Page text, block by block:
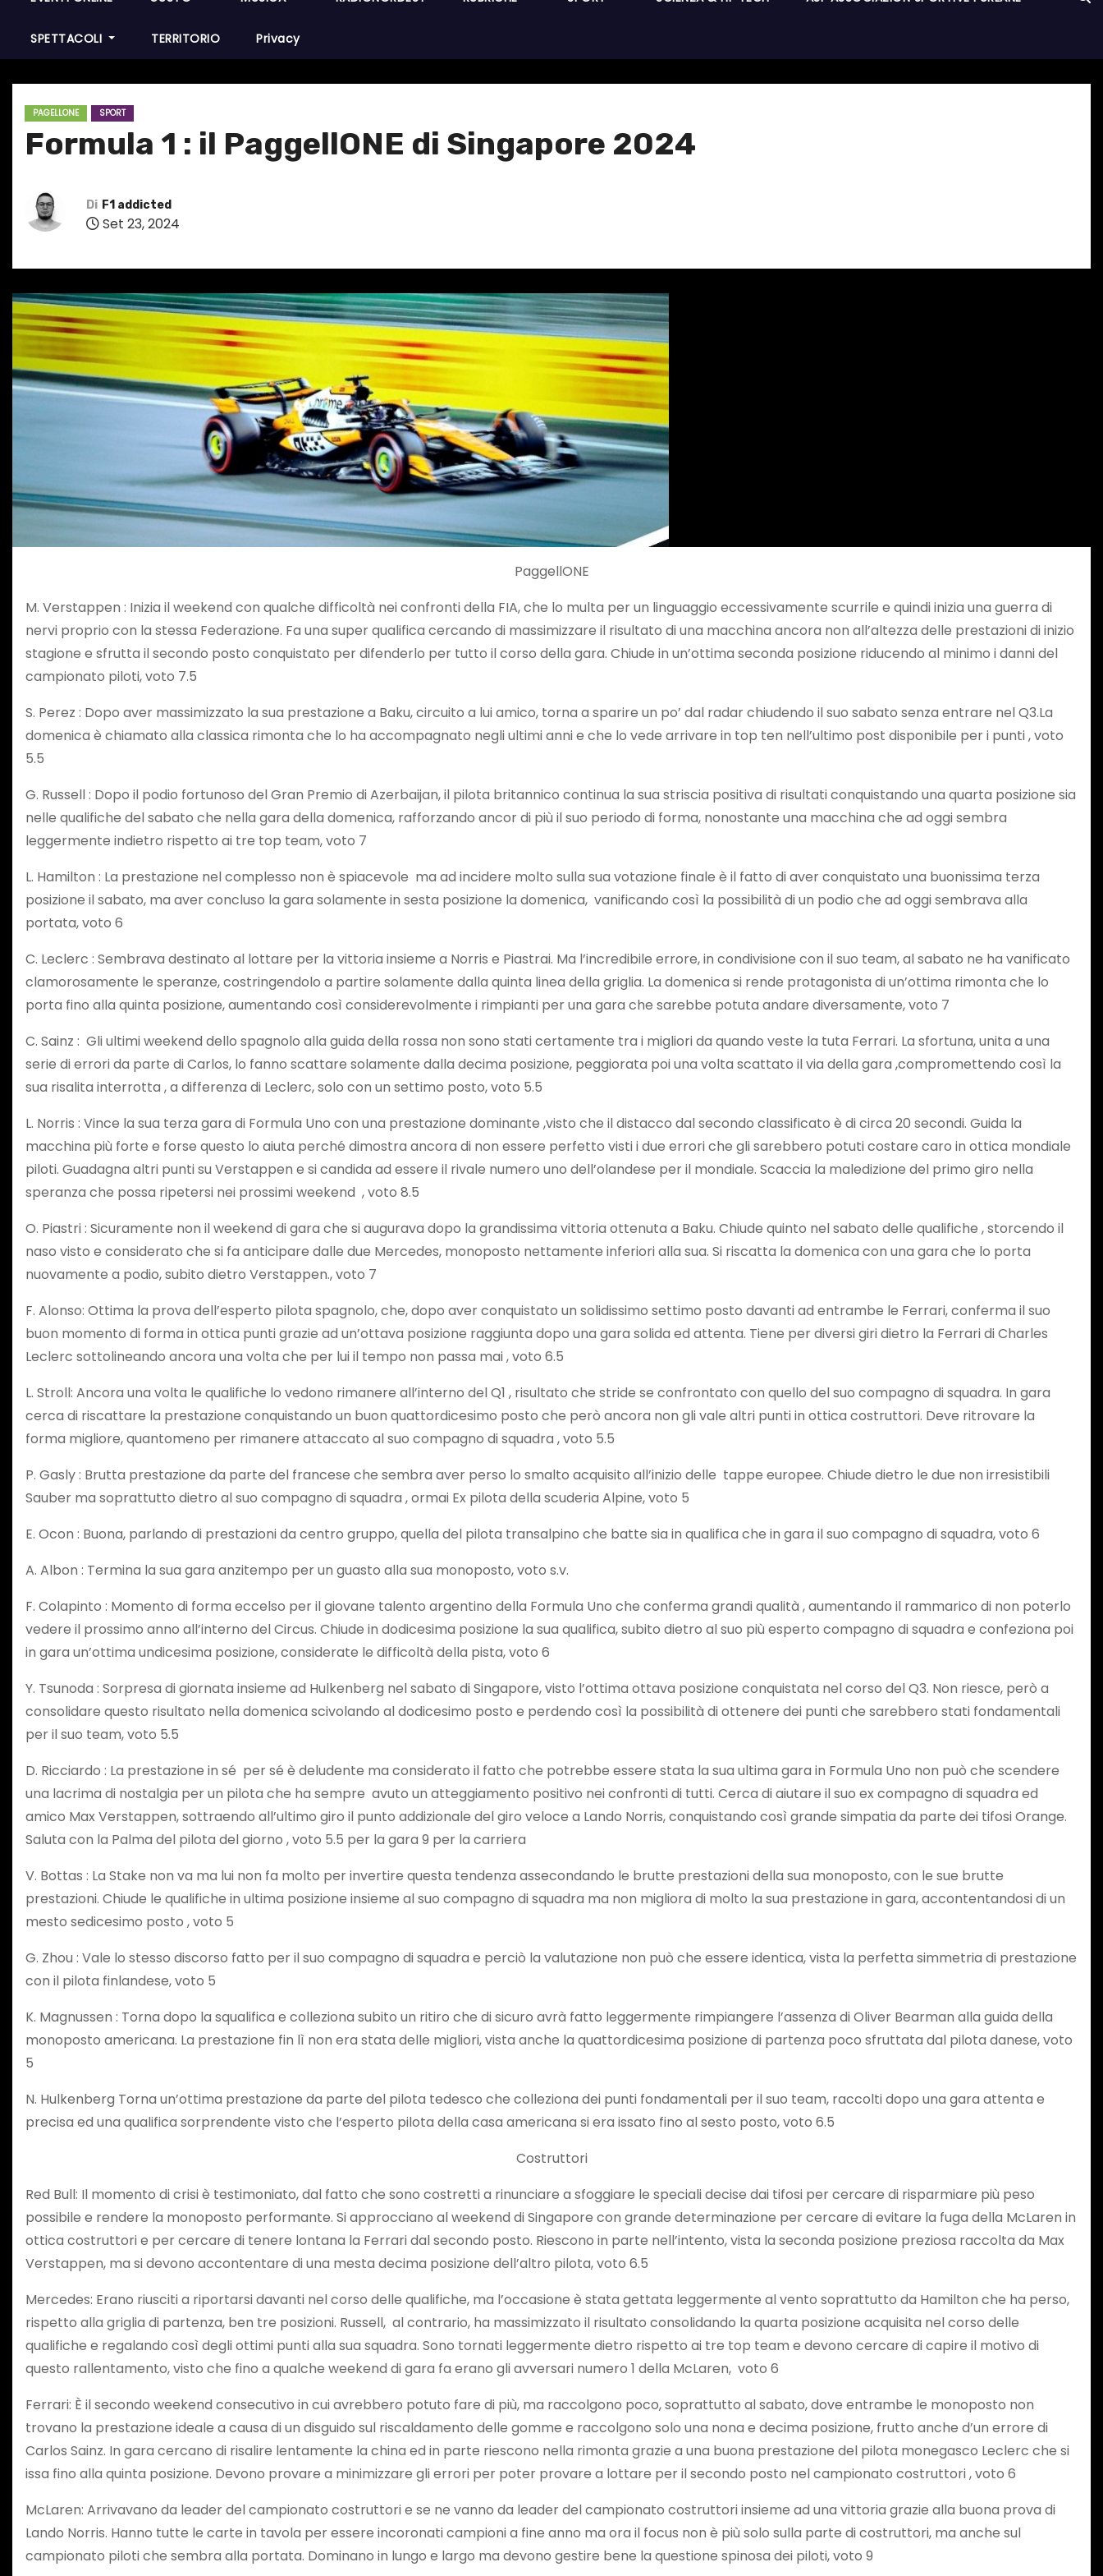
SPETTACOLI TERRITORIO Privacy
PAGELLONE SPORT
Formula 1 : il PaggellONE di Singapore 2024
Di F1 addicted
Set 23, 2024
PaggellONE
M. Verstappen : Inizia il weekend con qualche difficoltà nei confronti della FIA, che lo multa per un linguaggio eccessivamente scurrile e quindi inizia una guerra di
nervi proprio con la stessa Federazione. Fa una super qualifica cercando di massimizzare il risultato di una macchina ancora non all’altezza delle prestazioni di inizio
stagione e sfrutta il secondo posto conquistato per difenderlo per tutto il corso della gara. Chiude in un’ottima seconda posizione riducendo al minimo i danni del
campionato piloti, voto 7.5
S. Perez : Dopo aver massimizzato la sua prestazione a Baku, circuito a lui amico, torna a sparire un po’ dal radar chiudendo il suo sabato senza entrare nel Q3.La
domenica è chiamato alla classica rimonta che lo ha accompagnato negli ultimi anni e che lo vede arrivare in top ten nell’ultimo post disponibile per i punti , voto
5.5
G. Russell : Dopo il podio fortunoso del Gran Premio di Azerbaijan, il pilota britannico continua la sua striscia positiva di risultati conquistando una quarta posizione sia
nelle qualifiche del sabato che nella gara della domenica, rafforzando ancor di più il suo periodo di forma, nonostante una macchina che ad oggi sembra
leggermente indietro rispetto ai tre top team, voto 7
L. Hamilton : La prestazione nel complesso non è spiacevole ma ad incidere molto sulla sua votazione finale è il fatto di aver conquistato una buonissima terza
posizione il sabato, ma aver concluso la gara solamente in sesta posizione la domenica, vanificando così la possibilità di un podio che ad oggi sembrava alla
portata, voto 6
C. Leclerc : Sembrava destinato al lottare per la vittoria insieme a Norris e Piastrai. Ma l’incredibile errore, in condivisione con il suo team, al sabato ne ha vanificato
clamorosamente le speranze, costringendolo a partire solamente dalla quinta linea della griglia. La domenica si rende protagonista di un’ottima rimonta che lo
porta fino alla quinta posizione, aumentando così considerevolmente i rimpianti per una gara che sarebbe potuta andare diversamente, voto 7
C. Sainz : Gli ultimi weekend dello spagnolo alla guida della rossa non sono stati certamente tra i migliori da quando veste la tuta Ferrari. La sfortuna, unita a una
serie di errori da parte di Carlos, lo fanno scattare solamente dalla decima posizione, peggiorata poi una volta scattato il via della gara ,compromettendo così la
sua risalita interrotta , a differenza di Leclerc, solo con un settimo posto, voto 5.5
L. Norris : Vince la sua terza gara di Formula Uno con una prestazione dominante ,visto che il distacco dal secondo classificato è di circa 20 secondi. Guida la
macchina più forte e forse questo lo aiuta perché dimostra ancora di non essere perfetto visti i due errori che gli sarebbero potuti costare caro in ottica mondiale
piloti. Guadagna altri punti su Verstappen e si candida ad essere il rivale numero uno dell’olandese per il mondiale. Scaccia la maledizione del primo giro nella
speranza che possa ripetersi nei prossimi weekend , voto 8.5
O. Piastri : Sicuramente non il weekend di gara che si augurava dopo la grandissima vittoria ottenuta a Baku. Chiude quinto nel sabato delle qualifiche , storcendo il
naso visto e considerato che si fa anticipare dalle due Mercedes, monoposto nettamente inferiori alla sua. Si riscatta la domenica con una gara che lo porta
nuovamente a podio, subito dietro Verstappen., voto 7
F. Alonso: Ottima la prova dell’esperto pilota spagnolo, che, dopo aver conquistato un solidissimo settimo posto davanti ad entrambe le Ferrari, conferma il suo
buon momento di forma in ottica punti grazie ad un’ottava posizione raggiunta dopo una gara solida ed attenta. Tiene per diversi giri dietro la Ferrari di Charles
Leclerc sottolineando ancora una volta che per lui il tempo non passa mai , voto 6.5
L. Stroll: Ancora una volta le qualifiche lo vedono rimanere all’interno del Q1 , risultato che stride se confrontato con quello del suo compagno di squadra. In gara
cerca di riscattare la prestazione conquistando un buon quattordicesimo posto che però ancora non gli vale altri punti in ottica costruttori. Deve ritrovare la
forma migliore, quantomeno per rimanere attaccato al suo compagno di squadra , voto 5.5
P. Gasly : Brutta prestazione da parte del francese che sembra aver perso lo smalto acquisito all’inizio delle tappe europee. Chiude dietro le due non irresistibili
Sauber ma soprattutto dietro al suo compagno di squadra , ormai Ex pilota della scuderia Alpine, voto 5
E. Ocon : Buona, parlando di prestazioni da centro gruppo, quella del pilota transalpino che batte sia in qualifica che in gara il suo compagno di squadra, voto 6
A. Albon : Termina la sua gara anzitempo per un guasto alla sua monoposto, voto s.v.
F. Colapinto : Momento di forma eccelso per il giovane talento argentino della Formula Uno che conferma grandi qualità , aumentando il rammarico di non poterlo
vedere il prossimo anno all’interno del Circus. Chiude in dodicesima posizione la sua qualifica, subito dietro al suo più esperto compagno di squadra e confeziona poi
in gara un’ottima undicesima posizione, considerate le difficoltà della pista, voto 6
Y. Tsunoda : Sorpresa di giornata insieme ad Hulkenberg nel sabato di Singapore, visto l’ottima ottava posizione conquistata nel corso del Q3. Non riesce, però a
consolidare questo risultato nella domenica scivolando al dodicesimo posto e perdendo così la possibilità di ottenere dei punti che sarebbero stati fondamentali
per il suo team, voto 5.5
D. Ricciardo : La prestazione in sé per sé è deludente ma considerato il fatto che potrebbe essere stata la sua ultima gara in Formula Uno non può che scendere
una lacrima di nostalgia per un pilota che ha sempre avuto un atteggiamento positivo nei confronti di tutti. Cerca di aiutare il suo ex compagno di squadra ed
amico Max Verstappen, sottraendo all’ultimo giro il punto addizionale del giro veloce a Lando Norris, conquistando così grande simpatia da parte dei tifosi Orange.
Saluta con la Palma del pilota del giorno , voto 5.5 per la gara 9 per la carriera
V. Bottas : La Stake non va ma lui non fa molto per invertire questa tendenza assecondando le brutte prestazioni della sua monoposto, con le sue brutte
prestazioni. Chiude le qualifiche in ultima posizione insieme al suo compagno di squadra ma non migliora di molto la sua prestazione in gara, accontentandosi di un
mesto sedicesimo posto , voto 5
G. Zhou : Vale lo stesso discorso fatto per il suo compagno di squadra e perciò la valutazione non può che essere identica, vista la perfetta simmetria di prestazione
con il pilota finlandese, voto 5
K. Magnussen : Torna dopo la squalifica e colleziona subito un ritiro che di sicuro avrà fatto leggermente rimpiangere l’assenza di Oliver Bearman alla guida della
monoposto americana. La prestazione fin lì non era stata delle migliori, vista anche la quattordicesima posizione di partenza poco sfruttata dal pilota danese, voto
5
N. Hulkenberg Torna un’ottima prestazione da parte del pilota tedesco che colleziona dei punti fondamentali per il suo team, raccolti dopo una gara attenta e
precisa ed una qualifica sorprendente visto che l’esperto pilota della casa americana si era issato fino al sesto posto, voto 6.5
Costruttori
Red Bull: Il momento di crisi è testimoniato, dal fatto che sono costretti a rinunciare a sfoggiare le speciali decise dai tifosi per cercare di risparmiare più peso
possibile e rendere la monoposto performante. Si approcciano al weekend di Singapore con grande determinazione per cercare di evitare la fuga della McLaren in
ottica costruttori e per cercare di tenere lontana la Ferrari dal secondo posto. Riescono in parte nell’intento, vista la seconda posizione preziosa raccolta da Max
Verstappen, ma si devono accontentare di una mesta decima posizione dell’altro pilota, voto 6.5
Mercedes: Erano riusciti a riportarsi davanti nel corso delle qualifiche, ma l’occasione è stata gettata leggermente al vento soprattutto da Hamilton che ha perso,
rispetto alla griglia di partenza, ben tre posizioni. Russell, al contrario, ha massimizzato il risultato consolidando la quarta posizione acquisita nel corso delle
qualifiche e regalando così degli ottimi punti alla sua squadra. Sono tornati leggermente dietro rispetto ai tre top team e devono cercare di capire il motivo di
questo rallentamento, visto che fino a qualche weekend di gara fa erano gli avversari numero 1 della McLaren, voto 6
Ferrari: È il secondo weekend consecutivo in cui avrebbero potuto fare di più, ma raccolgono poco, soprattutto al sabato, dove entrambe le monoposto non
trovano la prestazione ideale a causa di un disguido sul riscaldamento delle gomme e raccolgono solo una nona e decima posizione, frutto anche d’un errore di
Carlos Sainz. In gara cercano di risalire lentamente la china ed in parte riescono nella rimonta grazie a una buona prestazione del pilota monegasco Leclerc che si
issa fino alla quinta posizione. Devono provare a minimizzare gli errori per poter provare a lottare per il secondo posto nel campionato costruttori , voto 6
McLaren: Arrivavano da leader del campionato costruttori e se ne vanno da leader del campionato costruttori insieme ad una vittoria grazie alla buona prova di
Lando Norris. Hanno tutte le carte in tavola per essere incoronati campioni a fine anno ma ora il focus non è più solo sulla parte di costruttori, ma anche sul
campionato piloti che sembra alla portata. Dominano in lungo e largo ma devono gestire bene la questione spinosa dei piloti, voto 9